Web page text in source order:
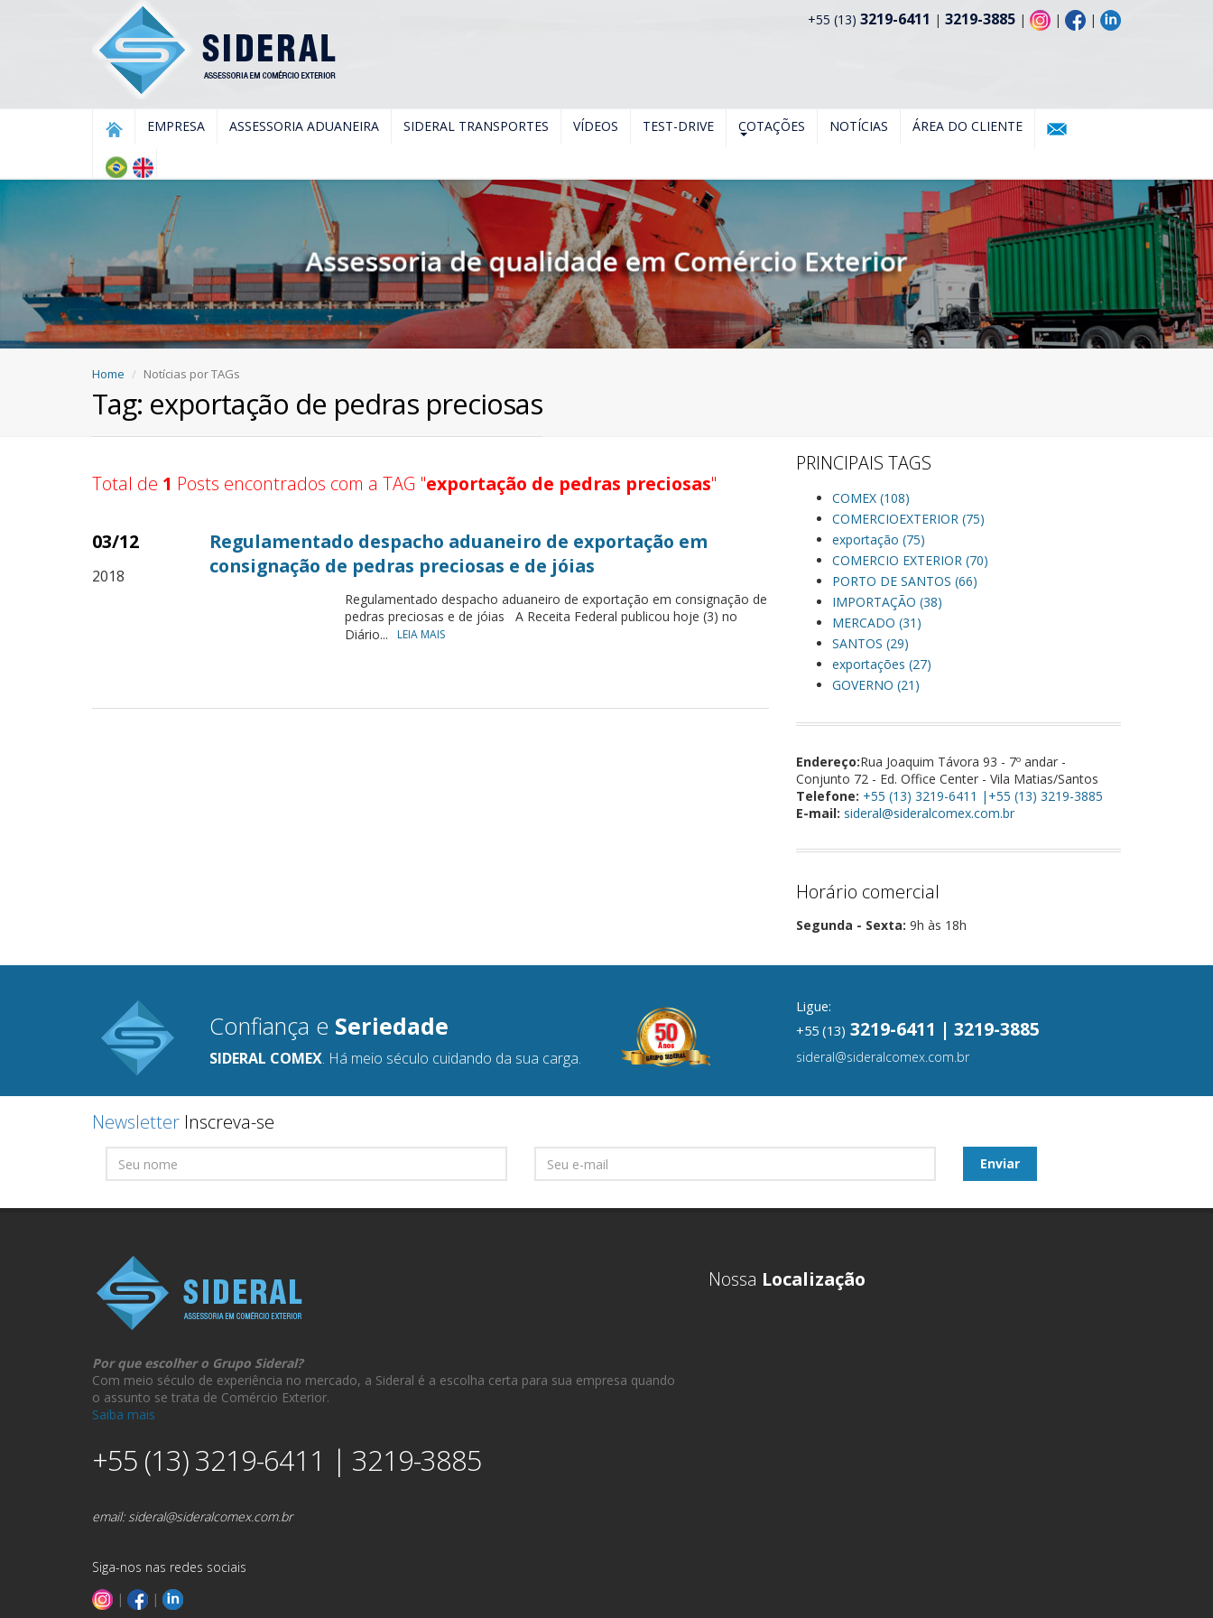
+55 (13) 3219-6411 | 3219-3885 | | |
EMPRESA ASSESSORIA ADUANEIRA SIDERAL TRANSPORTES VÍDEOS TEST-DRIVE COTAÇÕES NOTÍCIAS ÁREA DO CLIENTE
Home Notícias por TAGs
Tag: exportação de pedras preciosas
Total de 1 Posts encontrados com a TAG "exportação de pedras preciosas"
03/12
2018
Regulamentado despacho aduaneiro de exportação em
consignação de pedras preciosas e de jóias
Regulamentado despacho aduaneiro de exportação em consignação de
pedras preciosas e de jóias A Receita Federal publicou hoje (3) no
Diário...
LEIA MAIS
PRINCIPAIS TAGS
COMEX (108)
COMERCIOEXTERIOR (75)
exportação (75)
COMERCIO EXTERIOR (70)
PORTO DE SANTOS (66)
IMPORTAÇÃO (38)
MERCADO (31)
SANTOS (29)
exportações (27)
GOVERNO (21)
Endereço:Rua Joaquim Távora 93 - 7º andar -
Conjunto 72 - Ed. Office Center - Vila Matias/Santos
Telefone: +55 (13) 3219-6411 |+55 (13) 3219-3885
E-mail: sideral@sideralcomex.com.br
Horário comercial
Segunda - Sexta: 9h às 18h
Confiança e Seriedade
SIDERAL COMEX. Há meio século cuidando da sua carga.
Ligue:
+55 (13) 3219-6411 | 3219-3885
sideral@sideralcomex.com.br
Newsletter Inscreva-se
Por que escolher o Grupo Sideral?
Com meio século de experiência no mercado, a Sideral é a escolha certa para sua empresa quando
o assunto se trata de Comércio Exterior.
Saiba mais
+55 (13) 3219-6411 | 3219-3885
email:sideral@sideralcomex.com.br
Siga-nos nas redes sociais
|
|
Nossa Localização